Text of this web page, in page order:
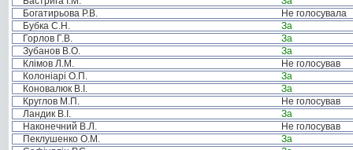
Богатирьова Р.В.
Не голосувала
Бубка С.Н.
За
Горлов Г.В.
За
Зубанов В.О.
За
Клімов Л.М.
Не голосував
Колоніарі О.П.
За
Коновалюк В.І.
За
Круглов М.П.
Не голосував
Ландик В.І.
За
Наконечний В.Л.
Не голосував
Пеклушенко О.М.
За